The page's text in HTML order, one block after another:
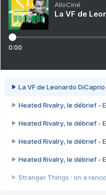
AlloCiné
La VF de
0:00
La VF de Leonardo
Heated Rivalry, le débrief -
Heated Rivalry, le débrief -
Heated Rivalry, le débrief -
Heated Rivalry, le débrief -
Stranger Things : on a